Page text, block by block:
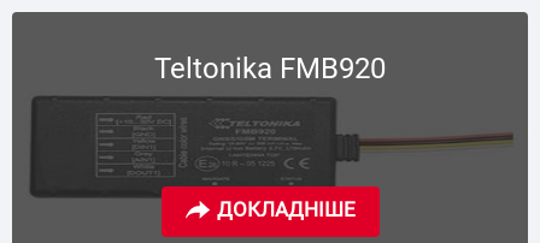
Teltonika FMB920